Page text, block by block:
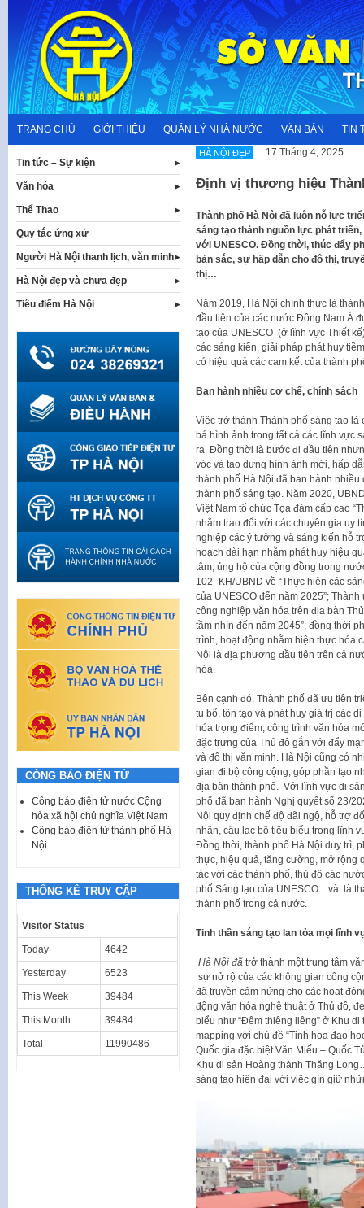
content
TRANG CHỦ GIỚI THIỆU QUẢN LÝ NHÀ NƯỚC VĂN BẢN TIN
HÀ NỘI ĐẸP 17 Tháng 4, 2025
Định vị thương hiệu
Thành phố Hà Nội đã luôn nỗ lực
sáng tạo thành nguồn lực phát
với UNESCO. Đồng thời, thúc đẩy
bản sắc, sự hấp dẫn cho đô thị,
thị…
Năm 2019, Hà Nội chính thức là
đầu tiên của các nước Đông Nam Á
tạo của UNESCO (ở lĩnh vực Thiết
các sáng kiến, giải pháp phát huy
có hiệu quả các cam kết của thành
Ban hành nhiều cơ chế, chính sách
Việc trở thành Thành phố sáng tạo
bá hình ảnh trong tất cả các lĩnh vực
ra. Đồng thời là bước đi đầu tiên
vóc và tạo dựng hình ảnh mới, hấp
thành phố Hà Nội đã ban hành
thành phố sáng tạo. Năm 2020,
Việt Nam tổ chức Tọa đàm cấp cao
nhằm trao đổi với các chuyên gia uy
nghiệp các ý tưởng và sáng kiến hỗ
hoạch dài hạn nhằm phát huy hiệu
tâm, ủng hộ của cộng đồng trong
102- KH/UBND về “Thực hiện các
của UNESCO đến năm 2025”;
công nghiệp văn hóa trên địa bàn
tầm nhìn đến năm 2045”; đồng thời
trình, hoạt động nhằm hiện thực hóa
Nội là địa phương đầu tiên trên cả
hóa.
Bên cạnh đó, Thành phố đã ưu tiên
tu bổ, tôn tạo và phát huy giá trị các
hóa trọng điểm, công trình văn hóa
đặc trưng của Thủ đô gắn với đẩy
và đô thị văn minh. Hà Nội cũng có
gian đi bộ công cộng, góp phần tạo
địa bàn thành phố. Với lĩnh vực di
phố đã ban hành Nghị quyết số 23/
Nội quy định chế độ đãi ngộ, hỗ trợ
nhân, câu lạc bộ tiêu biểu trong lĩnh
Đồng thời, thành phố Hà Nội duy trì,
thực, hiệu quả, tăng cường, mở rộng
tác với các thành phố, thủ đô các
phố Sáng tạo của UNESCO…và là
thành phố trong cả nước.
Tinh thần sáng tạo lan tỏa mọi lĩnh
Hà Nội đã trở thành một trung tâm
sự nở rộ của các không gian công
đã truyền cảm hứng cho các hoạt
động văn hóa nghệ thuật ở Thủ đô,
biểu như “Đêm thiêng liêng” ở Khu
mapping với chủ đề “Tinh hoa đạo
Quốc gia đặc biệt Văn Miếu – Quốc
Khu di sản Hoàng thành Thăng
sáng tạo hiện đại với việc gìn giữ
Tin tức – Sự kiện
Văn hóa
Thể Thao
Quy tắc ứng xử
Người Hà Nội thanh lịch, văn minh
Hà Nội đẹp và chưa đẹp
Tiêu điểm Hà Nội
CÔNG BÁO ĐIỆN TỬ
Công báo điện tử nước Cộng
hòa xã hội chủ nghĩa Việt Nam
Công báo điện tử thành phố Hà
Nội
THỐNG KÊ TRUY CẬP
Visitor Status
Today 4642
Yesterday 6523
This Week 39484
This Month 39484
Total 11990486